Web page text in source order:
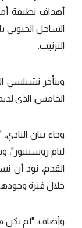
أهداف نظيفة
الساحل
الترتيب.
ويتأخر تشيلسي
الخامس، الذي
وجاء بيان
ليام
القدم، نود أن
خلال فترة
وأضاف: "لم يكن